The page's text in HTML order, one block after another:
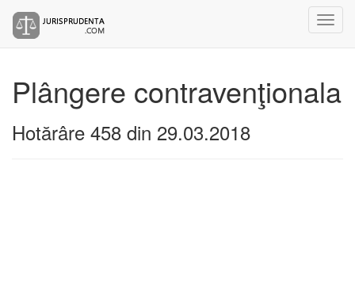
Plângere contravenţionala
Hotărâre 458 din 29.03.2018